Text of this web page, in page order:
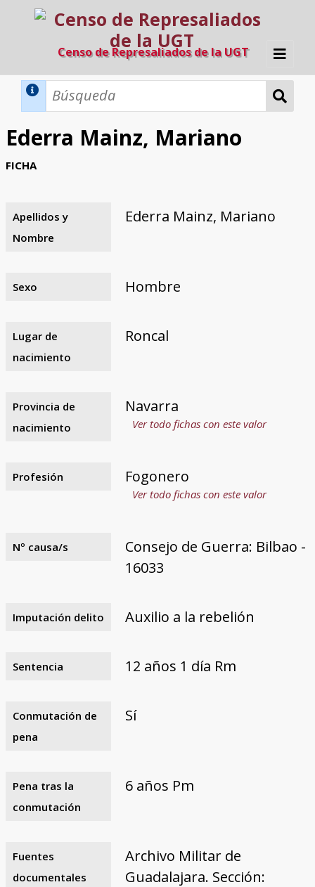
Censo de Represaliados de la UGT
Inicio
Búsqueda Dinámica
Búsqueda Avanzada
Razones y objetivos
El equipo
Colaboradores
Fuentes documentales
Ederra Mainz, Mariano
FICHA
Apellidos y
Nombre
Ederra Mainz, Mariano
Sexo Hombre
Lugar de
nacimiento
Roncal
Provincia de
nacimiento
Navarra
Ver todo fichas con este valor
Profesión Fogonero
Ver todo fichas con este valor
Nº causa/s
Consejo de Guerra: Bilbao -
16033
Imputación delito Auxilio a la rebelión
Sentencia 12 años 1 día Rm
Conmutación de
pena
Sí
Pena tras la
conmutación
6 años Pm
Fuentes
documentales
Archivo Militar de
Guadalajara. Sección: